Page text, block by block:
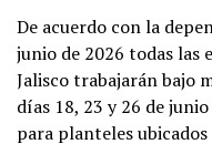
De acuerdo con la
junio de 2026 todas las
Jalisco trabajarán bajo
días 18, 23 y 26 de
para planteles